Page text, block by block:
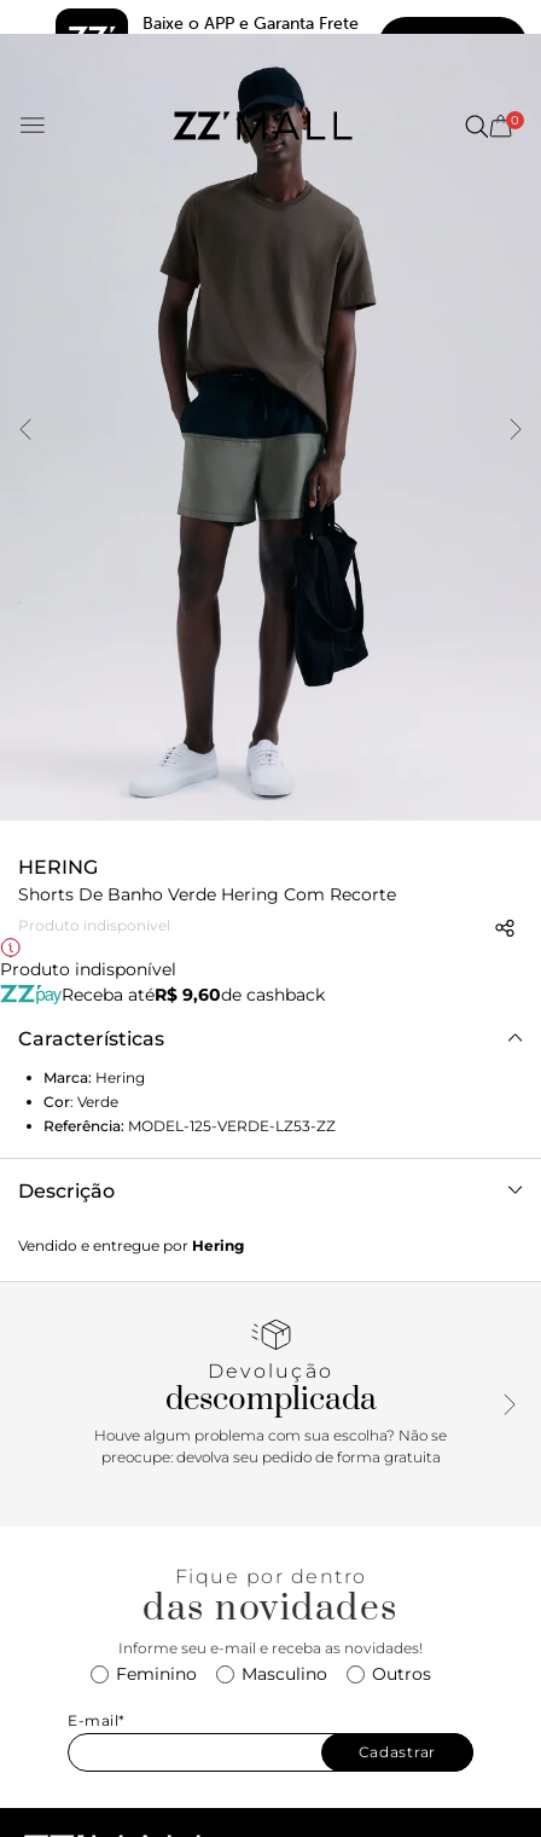
Baixe o APP e Garanta Frete
5.0
0
HERING
Shorts De Banho Verde Hering Com Recorte
Produto indisponível
Produto indisponível
Receba atéR$ 9,60de cashback
Características
Marca: Hering
Cor: Verde
Referência: MODEL-125-VERDE-LZ53-ZZ
Descrição
Possui recortes em cores contrastantes, cintura ajustável
com cordão, proporcionando conforto e estilo na praia ou
retaCós de elástico Cadarço para amarraçãoBolsos
Vendido e entregue por Hering
Devolução
descomplicada
Houve algum problema com sua escolha? Não se
preocupe: devolva seu pedido de forma gratuita
Fique por dentro
das novidades
Informe seu e-mail e receba as novidades!
Feminino Masculino Outros
E-mail*
Cadastrar